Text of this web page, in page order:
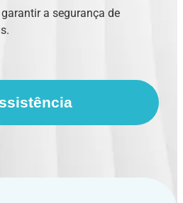
a segurança de